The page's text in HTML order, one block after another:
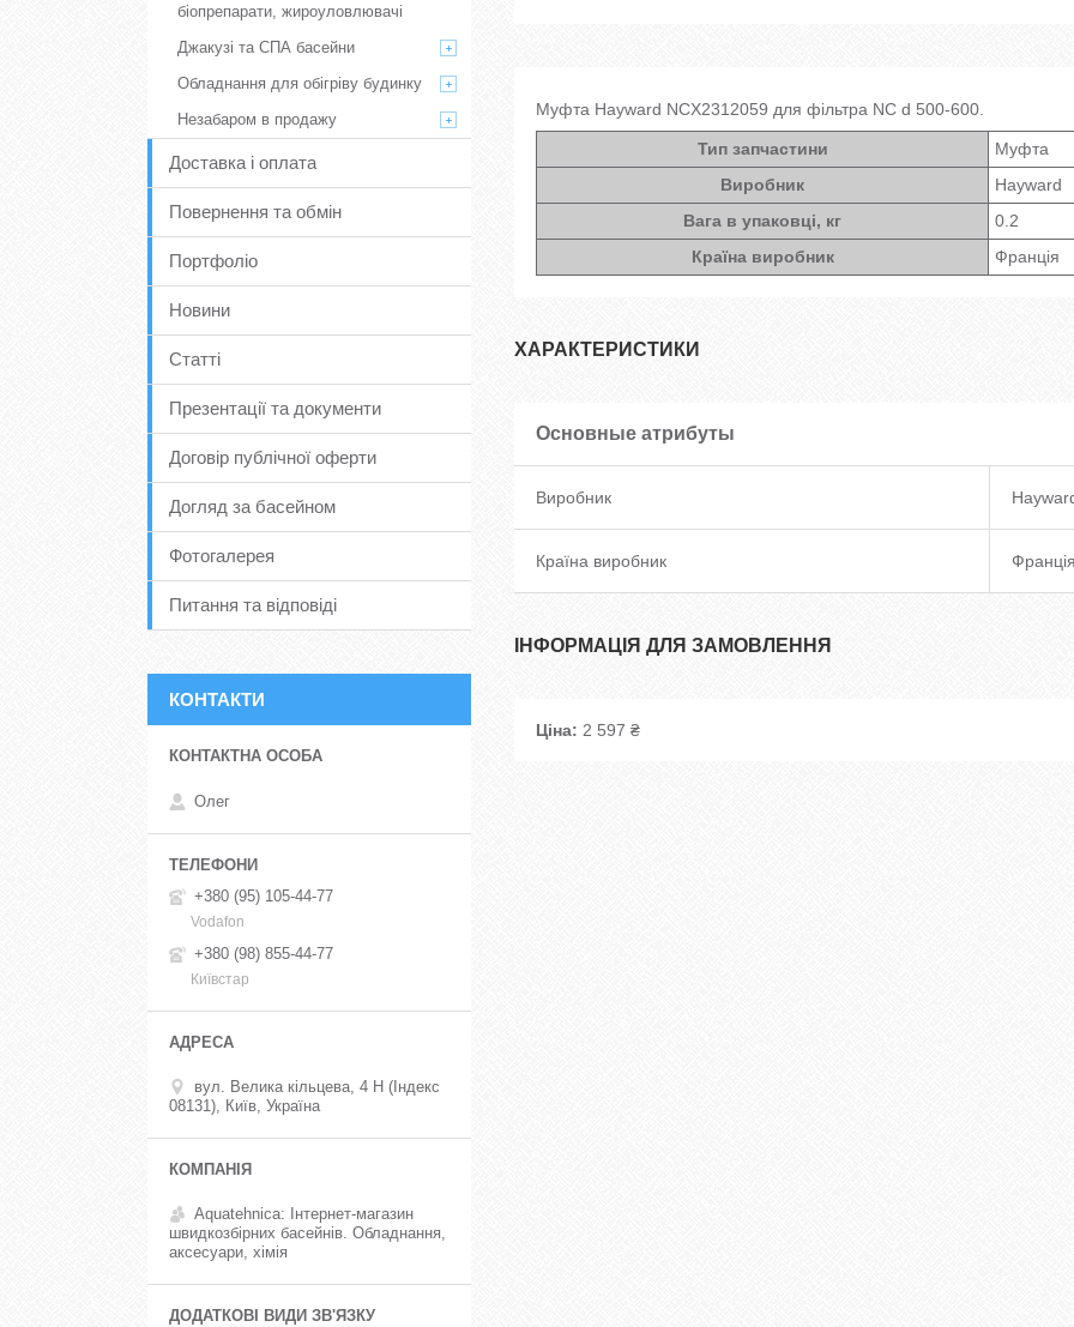
Муфта Hayward NCX2312059 для фільтра NC d 500-600.
Тип запчастини
Муфта
Виробник
Hayward
Вага в упаковці, кг
0.2
Країна виробник
Франція
ХАРАКТЕРИСТИКИ
Основные атрибуты
Виробник
Країна виробник
ІНФОРМАЦІЯ ДЛЯ ЗАМОВЛЕННЯ
Ціна: 2 597 ₴
біопрепарати, жироуловлювачі
Джакузі та СПА басейни
Обладнання для обігріву будинку
Незабаром в продажу
Доставка і оплата
Повернення та обмін
Портфоліо
Новини
Статті
Презентації та документи
Договір публічної оферти
Догляд за басейном
Фотогалерея
Питання та відповіді
КОНТАКТИ
Олег
+380 (95) 105-44-77
Vodafon
+380 (98) 855-44-77
Київстар
вул. Велика кільцева, 4 Н (Індекс
08131), Київ, Україна
Aquatehnica: Інтернет-магазин
швидкозбірних басейнів. Обладнання,
аксесуари, хімія